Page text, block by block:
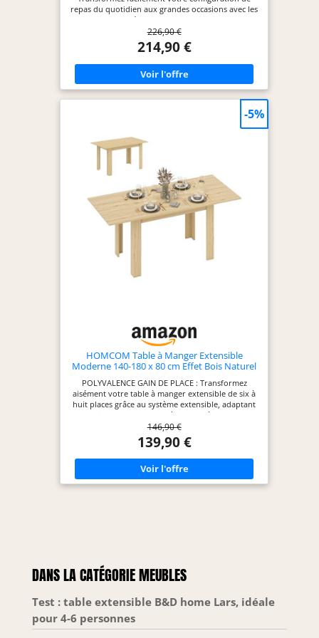
repas du quotidien aux grandes occasions avec les
rallonges cachées sous le plateau. Les espaces
restreints deviennent le théâtre de belles
surprises. POUR 6–8 PERSONNES : Extensible,
cette table à manger extensible d'un cercle de 110
cm pour six personnes à une forme ovale de 150 x
110 cm qui peut accueillir huit personnes
aisément, parfaite pour des dîners familiaux ou
des célébrations. ROBUSTE ET STABLE : Dotée d'un
large, cette table de cuisine garantit une stabilité
accrue au quotidien - oubliez les bols instables et
les verres qui chancellent, place à la sérénité des
repas et aux échanges fluides. ESTHÉTIQUE
bois à l'aspect naturel et sa base cylindrique flûtée,
cette table de salle à manger injecte un charme
rustique dans votre décoration. Son style
authentique de ferme rend chaque repas plus
chaleureux et convivial. POLYVALENT : Bien plus
qu'une table de salle à manger, ce modèle rond
soirée jeux ou simplement prendre un café entre
226,90 €
214,90 €
HOMCOM Table à Manger Extensible
Moderne 140-180 x 80 cm Effet Bois Naturel
POLYVALENCE GAIN DE PLACE : Transformez
aisément votre table à manger extensible de six à
huit places grâce au système extensible, adaptant
parfaitement votre salle à manger à toutes les
occasions. SYSTÈME D'EXTENSION LISSE : Grâce aux
rails en acier, étendez ou repliez la table de cuisine
sans effort, pour une salle à manger toujours
flexible et impeccable. STYLE MODERNE NATUREL :
Dotée d'une finition effet bois naturel, cette table à
manger extensible sublime votre décor et apporte
une touche de chaleur et d'élégance
Dimensions totales : 180L x 80l x 75H cm. Charge
max. recommandée : 50 kg. Montage nécessaire.
146,90 €
139,90 €
-5%
DANS LA CATÉGORIE MEUBLES
Test : table extensible B&D home Lars, idéale
pour 4-6 personnes